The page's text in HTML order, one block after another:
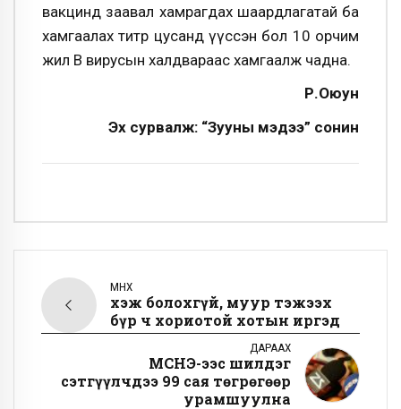
вакцинд заавал хамрагдах шаардлагатай ба
хамгаалах титр цусанд үүссэн бол 10 орчим
жил В вирусын халдвараас хамгаалж чадна.
Р.Оюун
Эх сурвалж: “Зууны мэдээ” сонин
ӨМНӨХ
Үхэж болохгүй, муур тэжээх
бүр ч хориотой хотын иргэд
ДАРААХ
МСНЭ-ээс шилдэг
сэтгүүлчдээ 99 сая төгрөгөөр
урамшуулна